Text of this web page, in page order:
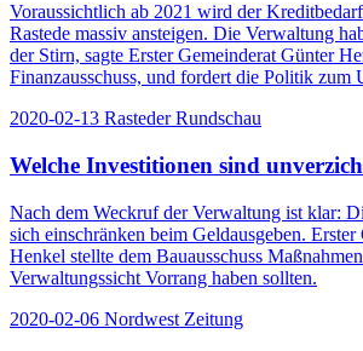
Voraussichtlich ab 2021 wird der
Rastede massiv ansteigen. Die Verwaltung
der Stirn, sagte Erster Gemeinderat Günter
Finanzausschuss, und fordert die Politik zum
2020-02-13 Rasteder Rundschau
Welche Investitionen sind
Nach dem Weckruf der Verwaltung ist klar:
sich einschränken beim Geldausgeben.
Henkel stellte dem Bauausschuss
Verwaltungssicht Vorrang haben sollten.
2020-02-06 Nordwest Zeitung